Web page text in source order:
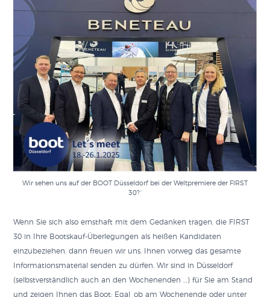
Wir sehen uns auf der BOOT Düsseldorf bei der Weltpremiere der FIRST
30?“
Wenn Sie sich also ernsthaft mit dem Gedanken tragen, die FIRST
30 in Ihre Bootskauf-Überlegungen als heißen Kandidaten
einzubeziehen, dann freuen wir uns, Ihnen vorweg das gesamte
Informationsmaterial senden zu dürfen. Wir sind in Düsseldorf
(selbstverständlich auch an den Wochenenden …) für Sie am Stand
und zeigen Ihnen das Boot: Egal, ob am Wochenende oder unter